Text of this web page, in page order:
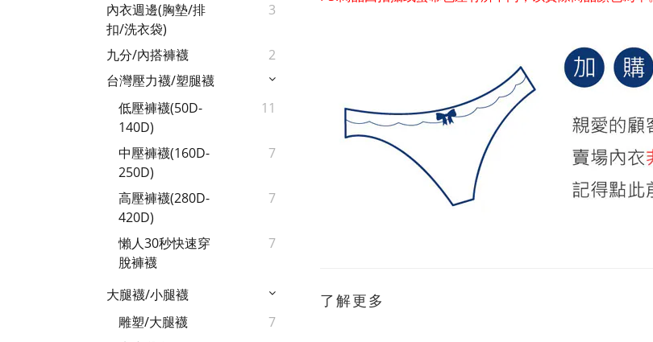
內衣週邊(胸墊/排
扣/洗衣袋)
3
九分/內搭褲襪
2
台灣壓力襪/塑腿襪
低壓褲襪(50D-
140D)
11
中壓褲襪(160D-
250D)
7
高壓褲襪(280D-
420D)
7
懶人30秒快速穿
脫褲襪
7
大腿襪/小腿襪
雕塑/大腿襪
7
了解更多